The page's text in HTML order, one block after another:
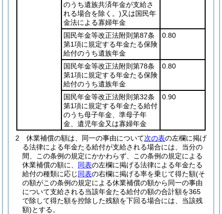
のうち遺族共済年金が支給さ
れる場合を除く。)又は国民年
金法による寡婦年金
国民年金等改正法附則第87条
第1項に規定する年金たる保険
給付のうち遺族年金
0.80
国民年金等改正法附則第78条
第1項に規定する年金たる保険
給付のうち遺族年金
0.80
国民年金等改正法附則第32条
第1項に規定する年金たる給付
のうち母子年金、準母子年
金、遺児年金又は寡婦年金
0.90
2 休業補償の額は、同一の事由について次の表の左欄に掲げ
る法律による年金たる給付が支給される場合には、当分の
間、この条例の規定にかかわらず、この条例の規定による
休業補償の額に、 同表の左欄に掲げる法律による年金たる
給付の種類に応じ同表の右欄に掲げる率を乗じて得た額(そ
の額がこの条例の規定による休業補償の額から同一の事由
について支給される当該年金たる給付の額の合計額を365
で除して得た額を控除した残額を下回る場合には、当該残
額)とする。